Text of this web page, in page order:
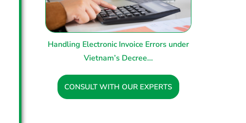
Handling Electronic Invoice Errors under
Vietnam’s Decree...
CONSULT WITH OUR EXPERTS